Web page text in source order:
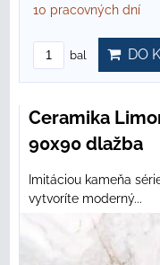
10 pracovných dní
bal DO
Ceramika
90x90 dlažba
Imitáciou kameňa
vytvoríte moderný...